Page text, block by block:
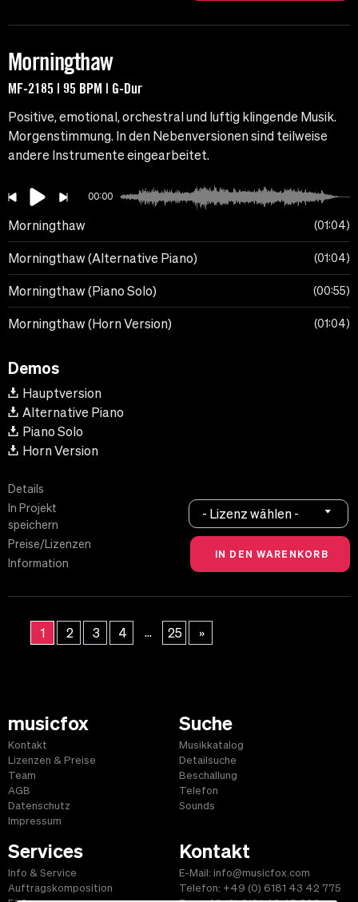
Morningthaw
MF-2185 | 95 BPM | G-Dur
Positive, emotional, orchestral und luftig klingende Musik.
Morgenstimmung. In den Nebenversionen sind teilweise
andere Instrumente eingearbeitet.
00:00
Morningthaw 01:04
Morningthaw (Alternative Piano) 01:04
Morningthaw (Piano Solo) 00:55
Morningthaw (Horn Version) 01:04
Demos
Hauptversion
Alternative Piano
Piano Solo
Horn Version
Details
In Projekt
speichern
Preise/Lizenzen
Information
- Lizenz wählen -
1 2 3 4 ... 25 »
musicfox
Kontakt
Lizenzen & Preise
Team
AGB
Datenschutz
Impressum
Suche
Musikkatalog
Detailsuche
Beschallung
Telefon
Sounds
Services
Info & Service
Auftragskomposition
Kontakt
E-Mail: info@musicfox.com
Telefon: +49 (0) 6181 43 42 775